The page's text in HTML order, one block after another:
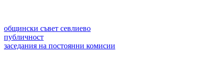
общински съвет севлиево
публичност
заседания на постоянни комисии